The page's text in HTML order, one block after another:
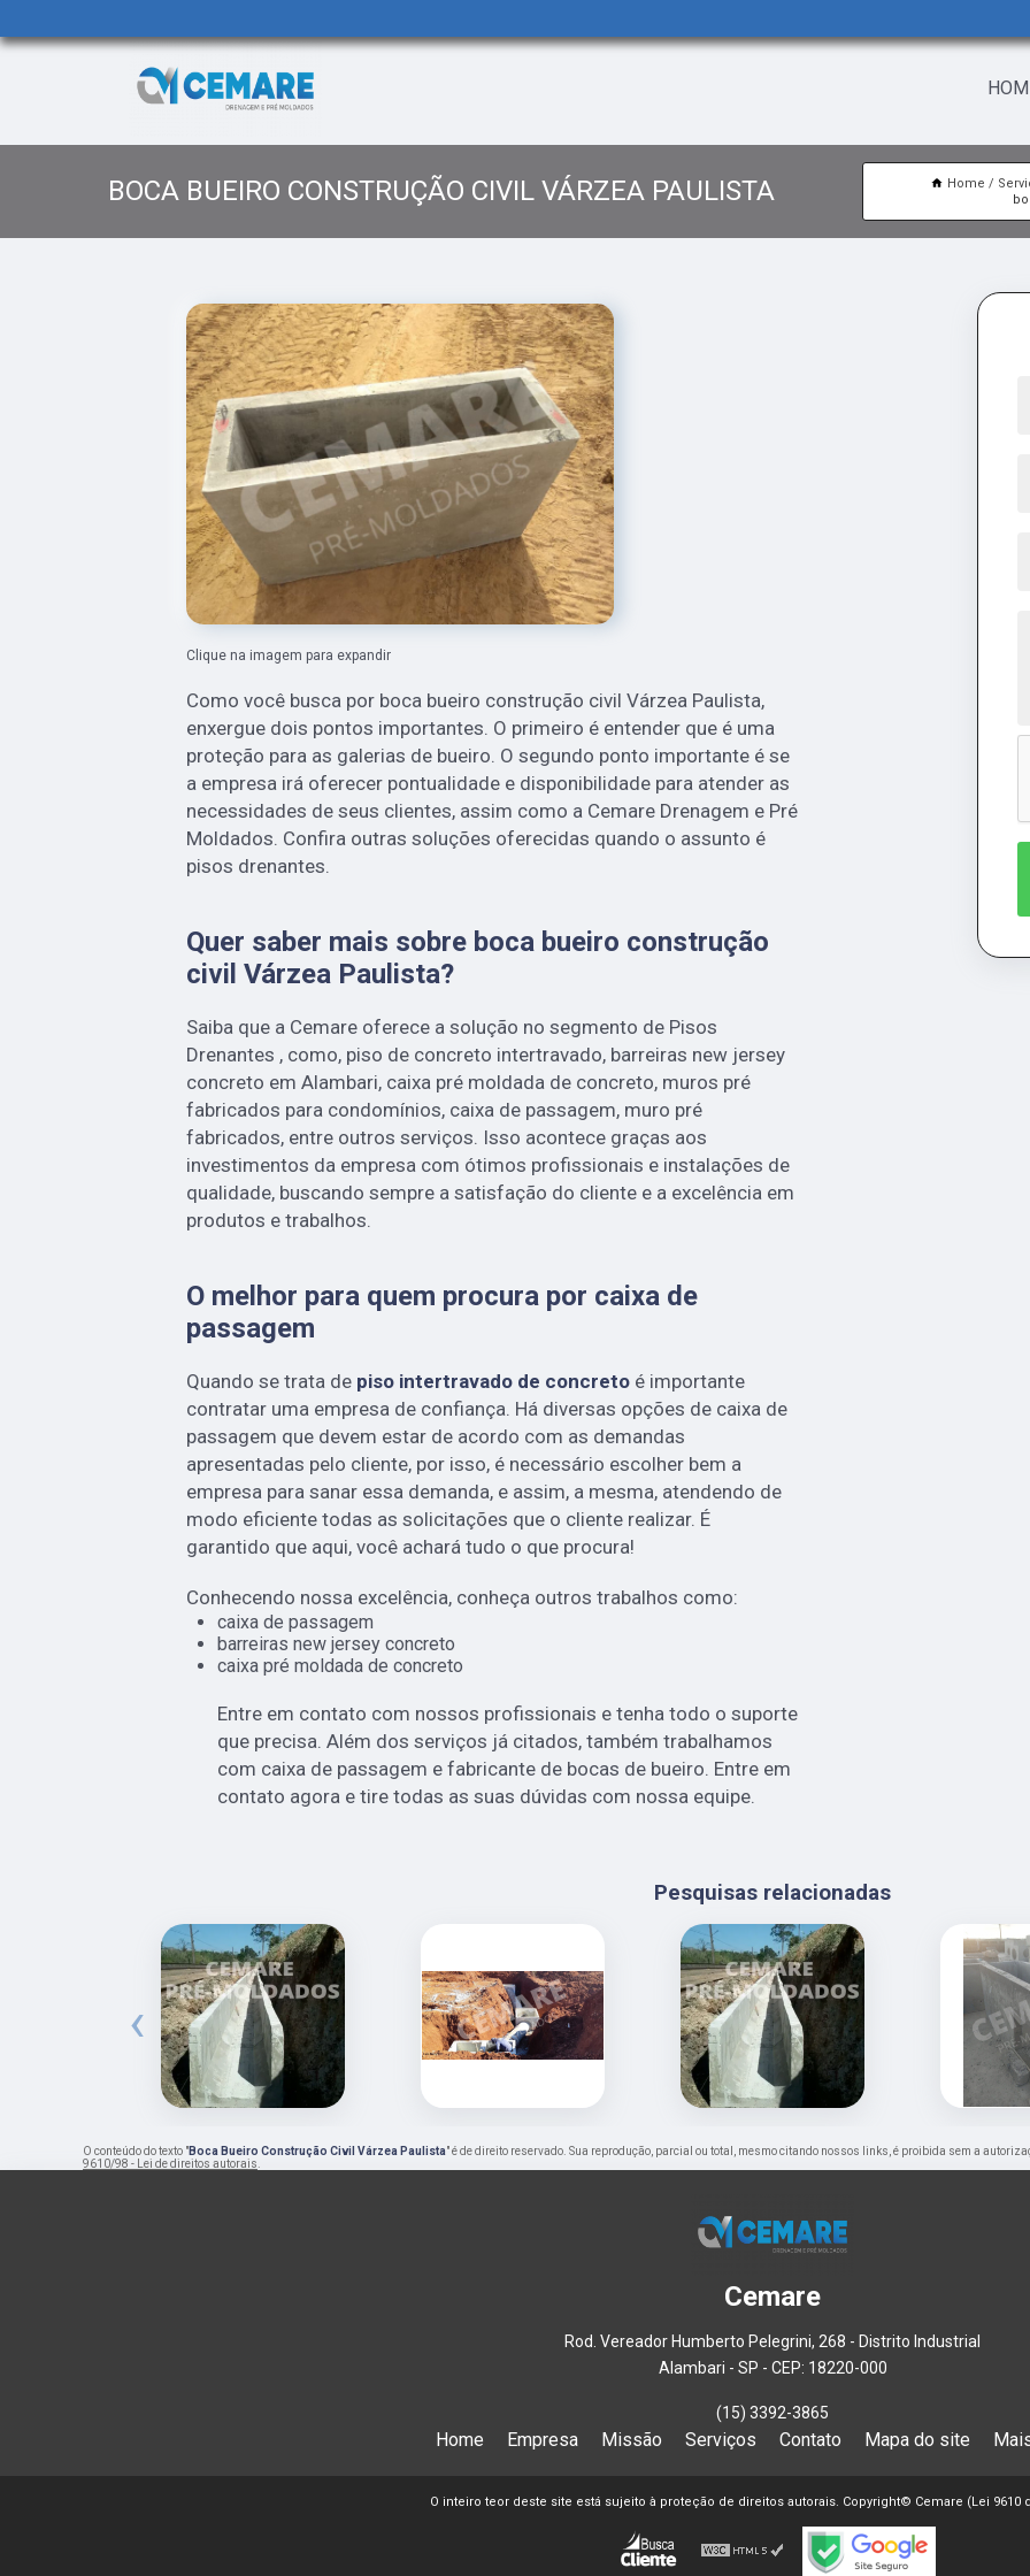
BOCA BUEIRO CONSTRUÇÃO CIVIL VÁRZEA PAULISTA Home
Clique na imagem para expandir
Como você busca por boca bueiro construção civil Várzea Paulista,
enxergue dois pontos importantes. O primeiro é entender que é uma
proteção para as galerias de bueiro. O segundo ponto importante é se
a empresa irá oferecer pontualidade e disponibilidade para atender as
necessidades de seus clientes, assim como a Cemare Drenagem e Pré
Moldados. Confira outras soluções oferecidas quando o assunto é
pisos drenantes.
Quer saber mais sobre boca bueiro construção
civil Várzea Paulista?
Saiba que a Cemare oferece a solução no segmento de Pisos
Drenantes , como, piso de concreto intertravado, barreiras new jersey
concreto em Alambari, caixa pré moldada de concreto, muros pré
fabricados para condomínios, caixa de passagem, muro pré
fabricados, entre outros serviços. Isso acontece graças aos
investimentos da empresa com ótimos profissionais e instalações de
qualidade, buscando sempre a satisfação do cliente e a excelência em
produtos e trabalhos.
O melhor para quem procura por caixa de
passagem
Quando se trata de piso intertravado de concreto é importante
contratar uma empresa de confiança. Há diversas opções de caixa de
passagem que devem estar de acordo com as demandas
apresentadas pelo cliente, por isso, é necessário escolher bem a
empresa para sanar essa demanda, e assim, a mesma, atendendo de
modo eficiente todas as solicitações que o cliente realizar. É
garantido que aqui, você achará tudo o que procura!
Conhecendo nossa excelência, conheça outros trabalhos como:
caixa de passagem
barreiras new jersey concreto
caixa pré moldada de concreto
Entre em contato com nossos profissionais e tenha todo o suporte
que precisa. Além dos serviços já citados, também trabalhamos
com caixa de passagem e fabricante de bocas de bueiro. Entre em
contato agora e tire todas as suas dúvidas com nossa equipe.
Pesquisas relacionadas
‹
O conteúdo do texto "Boca Bueiro Construção Civil Várzea Paulista" é de direito reservado. Sua reprodução, parcial ou total, mesmo citando nossos links, é proibida sem a
9610/98 - Lei de direitos autorais.
Cemare
Rod. Vereador Humberto Pelegrini, 268 - Distrito Industrial
Alambari - SP - CEP: 18220-000
(15) 3392-3865
Home Empresa Missão Serviços Contato Mapa do site
O inteiro teor deste site está sujeito à proteção de direitos autorais. Copyright© Cemare (Lei 9610